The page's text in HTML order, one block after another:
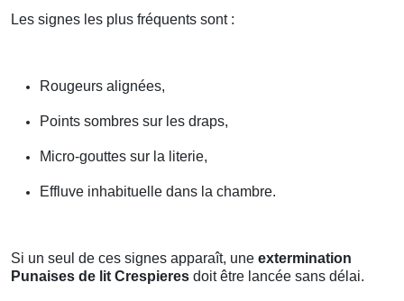
Les signes les plus fréquents sont :
Rougeurs alignées,
Points sombres sur les draps,
Micro-gouttes sur la literie,
Effluve inhabituelle dans la chambre.
Si un seul de ces signes apparaît, une extermination
Punaises de lit Crespieres doit être lancée sans délai.